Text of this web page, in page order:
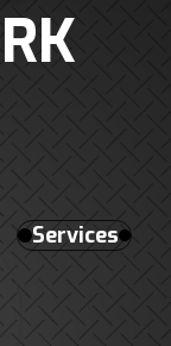
RK
Services